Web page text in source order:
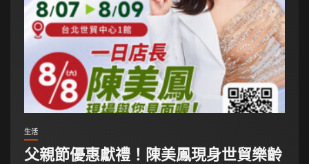
生活
父親節優惠獻禮！陳美鳳現身世貿樂齡